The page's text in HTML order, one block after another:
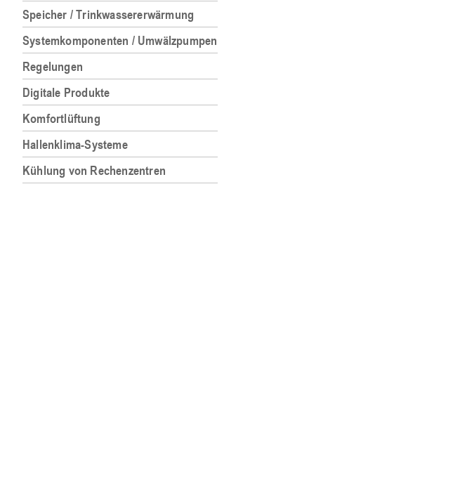
Speicher / Trinkwassererwärmung
Systemkomponenten / Umwälzpumpen
Regelungen
Digitale Produkte
Komfortlüftung
Hallenklima-Systeme
Kühlung von Rechenzentren